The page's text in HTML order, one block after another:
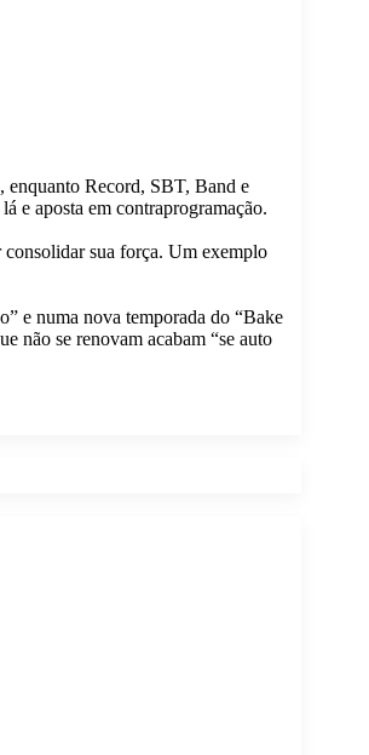
enquanto Record, SBT, Band e
e aposta em contraprogramação.
consolidar sua força. Um exemplo
e numa nova temporada do “Bake
não se renovam acabam “se auto